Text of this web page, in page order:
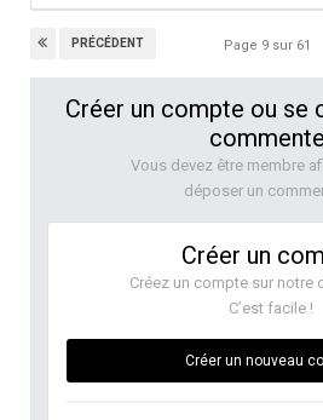
PRÉCÉDENT Page 9 sur 61
Créer un compte ou se
Vous devez être membre
déposer un
Créer un
Créez un compte sur notre
C’est facile !
Créer un nouveau